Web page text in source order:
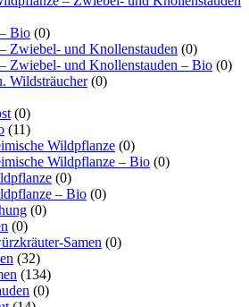
Bio (0)
Zwiebel- und Knollenstauden (0)
Zwiebel- und Knollenstauden – Bio (0)
Wildsträucher(0)
(0)
(11)
Wildpflanze (0)
Wildpflanze – Bio (0)
(0)
– Bio (0)
(0)
(0)
Samen (0)
(32)
(134)
(0)